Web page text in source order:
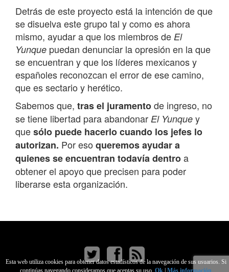
Detrás de este proyecto está la intención de que
se disuelva este grupo tal y como es ahora
mismo, ayudar a que los miembros de El
Yunque puedan denunciar la opresión en la que
se encuentran y que los líderes mexicanos y
españoles reconozcan el error de ese camino,
que es sectario y herético.
Sabemos que, tras el juramentode ingreso, no
se tiene libertad para abandonar El Yunque y
quesólo puede hacerlo cuando los jefes lo
autorizan. Por eso queremos ayudar a
quienes se encuentran todavía dentroa
obtener el apoyo que precisen para poder
liberarse esta organización.
Esta web utiliza cookies para obtener datos estadísticos de la navegación de sus usuarios. Si
continúas navegando consideramos que aceptas su uso. Ok Más información